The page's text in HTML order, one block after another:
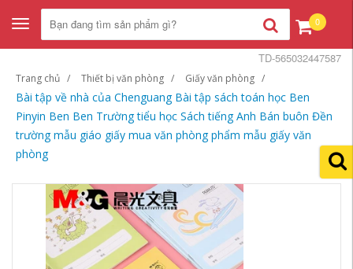
Toggle
navigation
0
Trang chủ Thiết bị văn phòng Giấy văn phòng
Bài tập về nhà của Chenguang Bài tập sách toán học Ben
Pinyin Ben Ben Trường tiểu học Sách tiếng Anh Bán buôn Đền
trường mẫu giáo giấy mua văn phòng phẩm mẫu giấy văn
phòng
TD-565032447587